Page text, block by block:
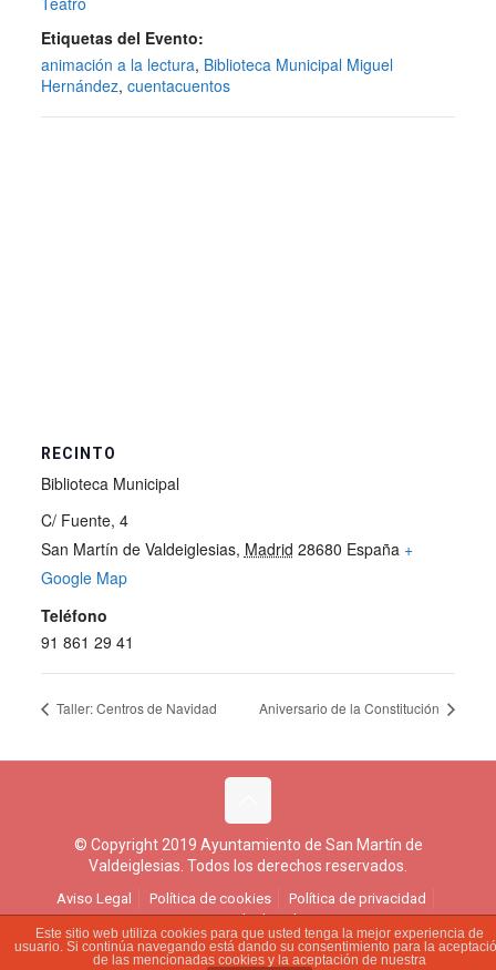
Etiquetas del Evento:
animación a la lectura, Biblioteca Municipal Miguel
Hernández, cuentacuentos
RECINTO
Biblioteca Municipal
C/ Fuente, 4
San Martín de Valdeiglesias, Madrid 28680 España +
Google Map
Teléfono
91 861 29 41
Taller: Centros de Navidad Aniversario de la Constitución
© Copyright 2019 Ayuntamiento de San Martín de
Valdeiglesias. Todos los derechos reservados.
Aviso Legal Política de cookies
Política de privacidad
Ejercicio de derechos
Este sitio web utiliza cookies para que usted tenga la mejor experiencia de
usuario. Si continúa navegando está dando su consentimiento para la
de las mencionadas cookies y la aceptación de nuestra